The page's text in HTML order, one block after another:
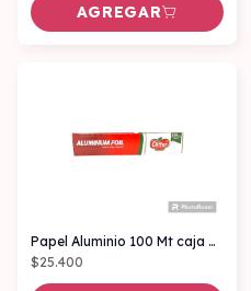
AGREGAR
Papel Aluminio 100 Mt caja DIFFER
$25.400